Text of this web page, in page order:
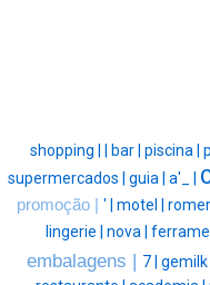
shopping | bar | piscina |
supermercados | guia | a'_ |
promoção | ' | motel |
lingerie | nova |
embalagens | 7 | gemilk |